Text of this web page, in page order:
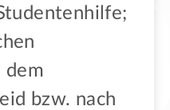
dem
bzw. nach